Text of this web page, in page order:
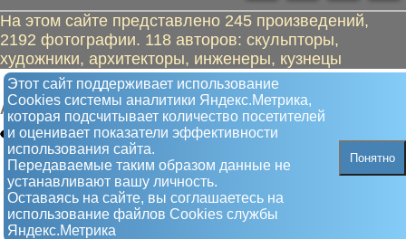
На этом сайте представлено 245 произведений,
2192 фотографии. 118 авторов: скульпторы,
художники, архитекторы, инженеры, кузнецы
Этот сайт поддерживает использование
Сookies системы аналитики Яндекс.Метрика,
которая подсчитывает количество посетителей
и оценивает показатели эффективности
использования сайта.
Передаваемые таким образом данные не
устанавливают вашу личность.
Оставаясь на сайте, вы соглашаетесь на
использование файлов Сookies службы
Яндекс.Метрика
Понятно
Купола
Арт-объект